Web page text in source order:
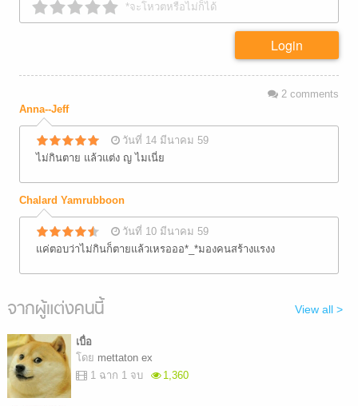
*จะโหวตหรือไม่ก็ได้
Login
2comments
Anna--Jeff
วันที่ 14 มีนาคม 59
ไม่กินตาย แล้วแต่ง ญ ไมเนี่ย
Chalard Yamrubboon
วันที่ 10 มีนาคม 59
แค่ตอบว่าไม่กินก็ตายแล้วเหรอออ*_*มองคนสร้างแรงง
จากผู้แต่งคนนี้ View all >
เบื่อ
โดย mettaton ex
1 ฉาก 1 จบ
1,360